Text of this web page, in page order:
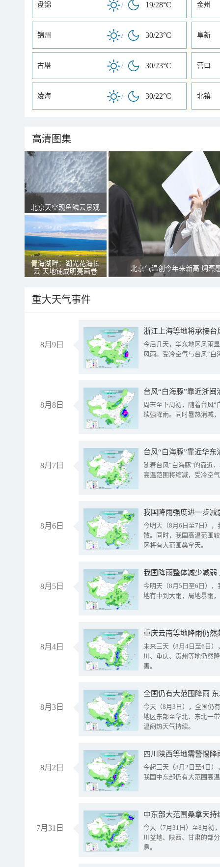
盘锦 / 19/28°C 金州
锦州 / 30/23°C 阜新
古塔 / 30/23°C 营口
凌海 / 30/22°C 北镇
高清图集
北京天空现鱼鳞云景观
青海湖畔：湖光花海长
云 天地铺成明亮画卷
北京气温创今年来新高 焖蒸
重大天气事件
8月9日
浙江上海等地将承接台
今后几天，华东地区风雨
风雨。受冷空气与台风“白
8月8日
台风“白海豚”靠近浙
周末至下周初，随着台风“
续强降雨。同时暑热消减
8月7日
台风“白海豚”靠近华
随着台风“白海豚”的靠近
高温范围将缩减，受冷空
8月6日
今明天（8月6日至7日）
散。同时，我国高温范围
区将有大范围桑拿天。
8月5日
我国降雨整体减少减弱
今明天（8月5日至6日）
地有中到大雨，局地暴雨
8月4日
重庆云南等地降雨仍然
未来三天（8月4日至6日
川、重庆、贵州等地仍然
害。
8月3日
全国仍有大范围降雨
今天（8月3日），全国仍
地区东部至华北、东北一
温闷热天气持续。
8月2日
今起三天（8月2日至4日
我国中东部仍有大范围高
7月31日
中东部大范围桑拿天
今天（7月31日）至8月初
川盆地、陕西、甘肃的部
息。